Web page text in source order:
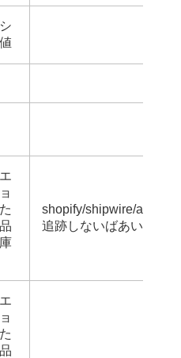
shopify/shipwire/
追跡しないばあいは空白